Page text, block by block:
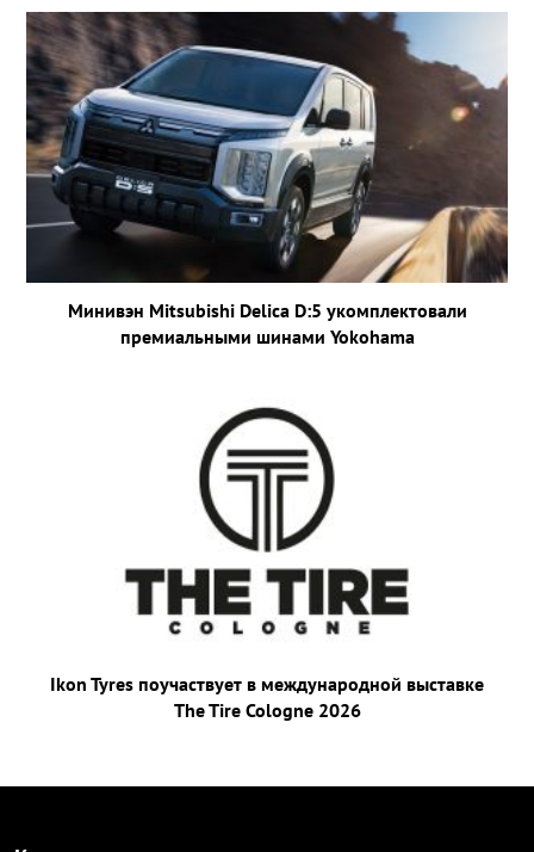
Минивэн Mitsubishi Delica D:5 укомплектовали
премиальными шинами Yokohama
Ikon Tyres поучаствует в международной выставке
The Tire Cologne 2026